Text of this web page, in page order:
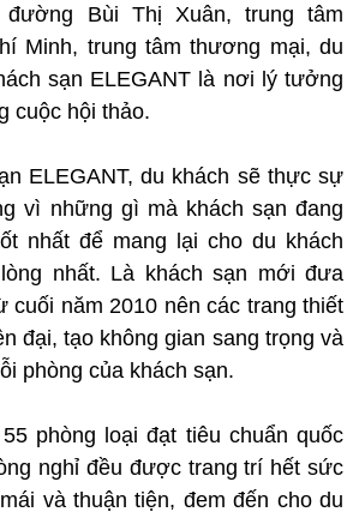
đường Bùi Thị Xuân, trung tâm
Minh, trung tâm thương mại, du
sạn ELEGANT là nơi lý tưởng
cuộc hội thảo.
ELEGANT, du khách sẽ thực sự
vì những gì mà khách sạn đang
nhất để mang lại cho du khách
nhất. Là khách sạn mới đưa
cuối năm 2010 nên các trang thiết
đại, tạo không gian sang trọng và
phòng của khách sạn.
phòng loại đạt tiêu chuẩn quốc
nghỉ đều được trang trí hết sức
và thuận tiện, đem đến cho du